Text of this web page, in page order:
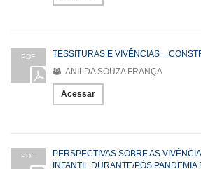
PDF
TESSITURAS E VIVÊNCIAS =
ANILDA SOUZA FRANÇA
Acessar
PDF
PERSPECTIVAS SOBRE AS
INFANTIL DURANTE/PÓS PANDEMIA